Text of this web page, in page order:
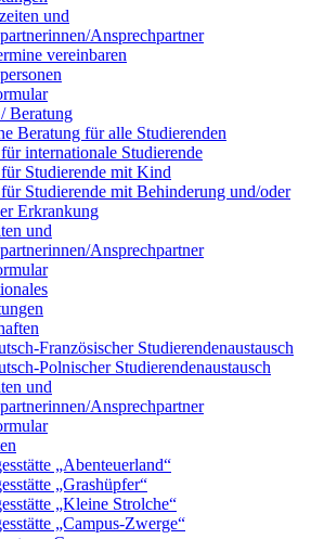
und
Ansprechpartner
vereinbaren
Beratung
Beratung für alle Studierenden
internationale Studierende
Studierende mit Kind
Studierende mit Behinderung und/oder
Erkrankung
und
Ansprechpartner
Französischer Studierendenaustausch
Polnischer Studierendenaustausch
und
Ansprechpartner
„Abenteuerland“
„Grashüpfer“
„Kleine Strolche“
„Campus-Zwerge“